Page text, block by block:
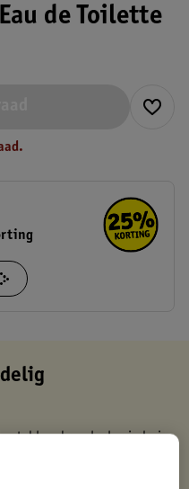
de Toilette
volgende dag in huis